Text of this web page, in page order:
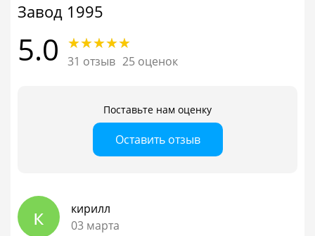
Завод 1995
5.0 31 отзыв 25 оценок
Поставьте нам оценку
Оставить отзыв
к
кирилл
03 марта